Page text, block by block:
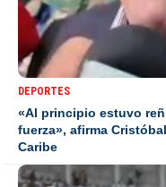
DEPORTES
«Al principio estuvo
fuerza», afirma
Caribe